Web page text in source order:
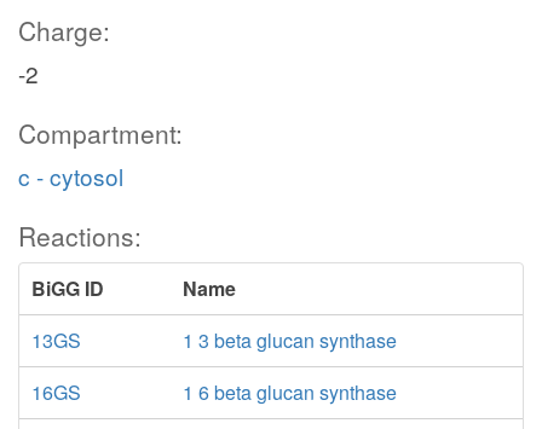
Charge:
-2
Compartment:
c - cytosol
Reactions:
BiGG ID
Name
13GS
1 3 beta glucan synthase
16GS
1 6 beta glucan synthase